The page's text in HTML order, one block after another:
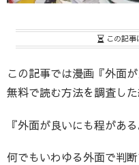
この記事
この記事では漫画『外面
無料で読む方法を調査し
『外面が良いにも程があ
何でもいわゆる外面で判